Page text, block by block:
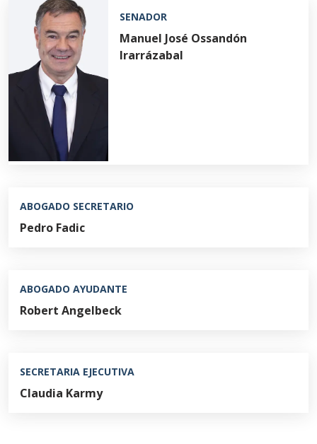
SENADOR
Manuel José Ossandón
Irarrázabal
ABOGADO SECRETARIO
Pedro Fadic
ABOGADO AYUDANTE
Robert Angelbeck
SECRETARIA EJECUTIVA
Claudia Karmy